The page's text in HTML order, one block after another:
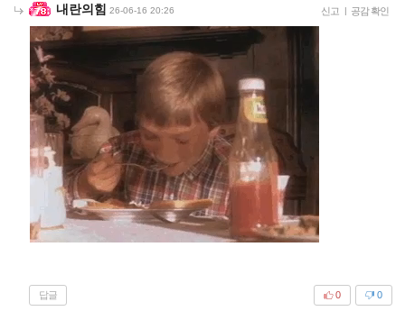
내란의힘 26-06-16 20:26 신고 | 공감 확인
답글 0
0